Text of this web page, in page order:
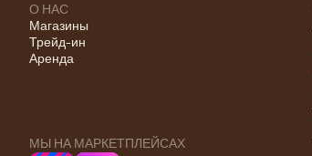
О НАС
Магазины
Трейд-ин
Аренда
МЫ НА МАРКЕТПЛЕЙСАХ